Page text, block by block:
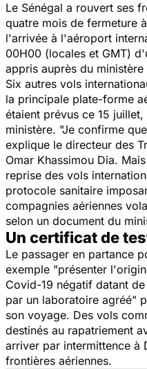
Le Sénégal a rouvert ses
quatre mois de fermeture
l'arrivée à l'aéroport
00H00 (locales et GMT)
appris auprès du
Six autres vols
la principale plate-forme
étaient prévus ce 15
ministère. "Je confirme
explique le directeur des
Omar Khassimou Dia.
reprise des vols
protocole sanitaire
compagnies aériennes
selon un document du
Un certificat de
Le passager en partance
exemple "présenter
Covid-19 négatif datant
par un laboratoire agréé"
son voyage. Des vols
destinés au rapatriement
arriver par intermittence à
frontières aériennes.